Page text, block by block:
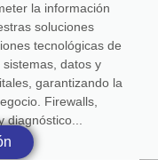
la información
soluciones
tecnológicas de
datos y
garantizando la
Firewalls,